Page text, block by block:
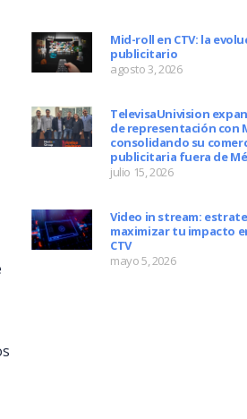
Mid-roll en CTV: la
publicitario
agosto 3, 2026
TelevisaUnivision
de representación con
consolidando su
publicitaria fuera de
julio 15, 2026
Video in stream:
maximizar tu impacto
CTV
mayo 5, 2026